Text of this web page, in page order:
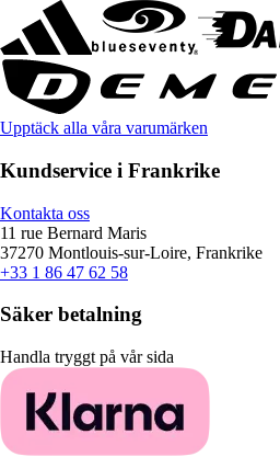
Upptäck alla våra varumärken
Kundservice i Frankrike
Kontakta oss
11 rue Bernard Maris
37270 Montlouis-sur-Loire, Frankrike
+33 1 86 47 62 58
Säker betalning
Handla tryggt på vår sida